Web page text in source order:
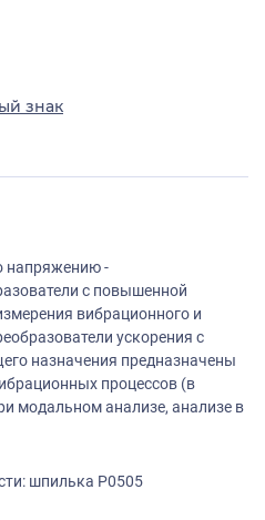
знак
напряжению -
с повышенной
вибрационного и
ускорения с
назначения предназначены
процессов (в
модальном анализе, анализе в
шпилька P0505